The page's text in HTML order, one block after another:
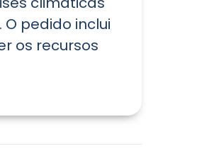
pedido inclui
os recursos